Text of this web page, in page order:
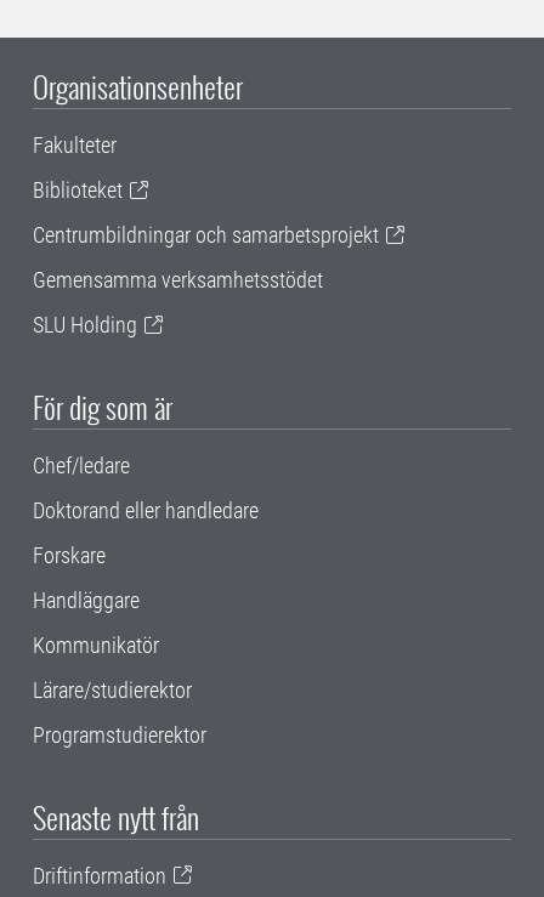
Organisationsenheter
Fakulteter
Biblioteket
Centrumbildningar och samarbetsprojekt
Gemensamma verksamhetsstödet
SLU Holding
För dig som är
Chef/ledare
Doktorand eller handledare
Forskare
Handläggare
Kommunikatör
Lärare/studierektor
Programstudierektor
Senaste nytt från
Driftinformation